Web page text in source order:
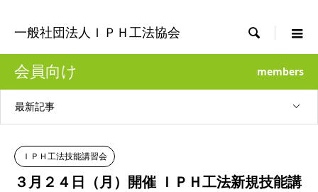
一般社団法人ＩＰＨ工法協会 
会員向け members
最新記事
ＩＰＨ工法技能講習会
３月２４日（月）開催 ＩＰＨ工法新規技能講